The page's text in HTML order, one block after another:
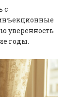
с
уверенность
годы.